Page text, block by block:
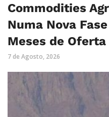
Commodities
Numa Nova
Meses de
7 de Agosto, 2026